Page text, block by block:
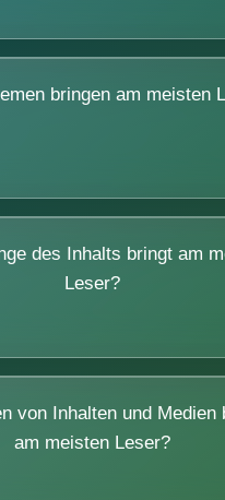
bringen am meisten
des Inhalts bringt am
Leser?
von Inhalten und Medien
am meisten Leser?